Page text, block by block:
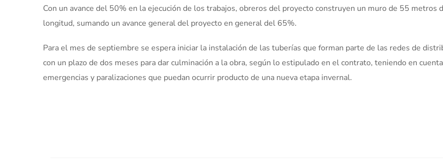
Con un avance del 50% en la ejecución de los trabajos, obreros del proyecto construyen un muro de 55 metros
longitud, sumando un avance general del proyecto en general del 65%.
Para el mes de septiembre se espera iniciar la instalación de las tuberías que forman parte de las redes de
con un plazo de dos meses para dar culminación a la obra, según lo estipulado en el contrato, teniendo en
emergencias y paralizaciones que puedan ocurrir producto de una nueva etapa invernal.